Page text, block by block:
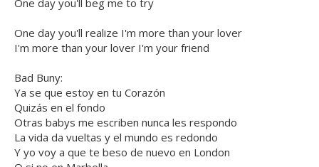
One day you'll beg me to try
One day you'll realize I'm more than your lover
I'm more than your lover I'm your friend
Bad Buny:
Ya se que estoy en tu Corazón
Quizás en el fondo
Otras babys me escriben nunca les respondo
La vida da vueltas y el mundo es redondo
Y yo voy a que te beso de nuevo en London